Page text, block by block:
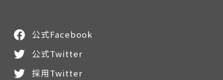
公式Facebook
公式Twitter
採用Twitter